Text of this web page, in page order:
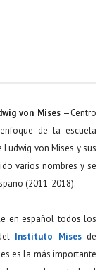
von Mises—Centro
de la escuela
von Mises y sus
varios nombres y se
(2011-2018).
en español todos los
Instituto Misesde
es la más importante